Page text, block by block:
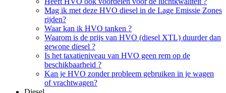
Mag ik met deze HVO diesel in de Lage Emissie Zones
rijden?
Waar kan ik HVO tanken ?
Waarom is de prijs van HVO (diesel XTL) duurder dan
gewone diesel ?
Is het taxatieniveau van HVO geen rem op de
beschikbaarheid ?
Kan je HVO zonder probleem gebruiken in je wagen
of vrachtwagen?